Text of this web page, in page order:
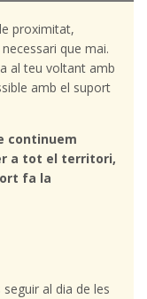
proximitat,
que mai.
al teu voltant amb
amb el suport
continuem
a tot el territori,
fa la
al dia de les